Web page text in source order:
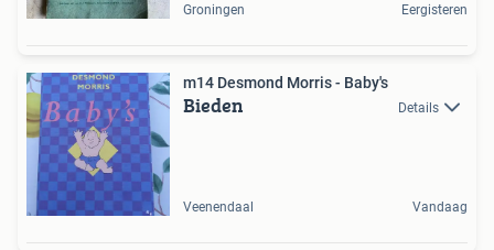
Groningen Eergisteren
m14 Desmond Morris - Baby's
Bieden Details
Veenendaal Vandaag